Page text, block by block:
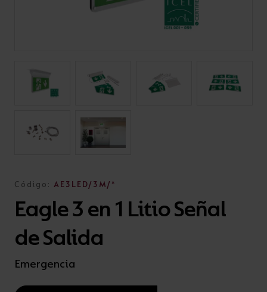
Código: AE3LED/3M/*
Eagle 3 en 1 Litio Señal
de Salida
Emergencia